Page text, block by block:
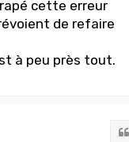
cette erreur
de refaire
à peu près tout.